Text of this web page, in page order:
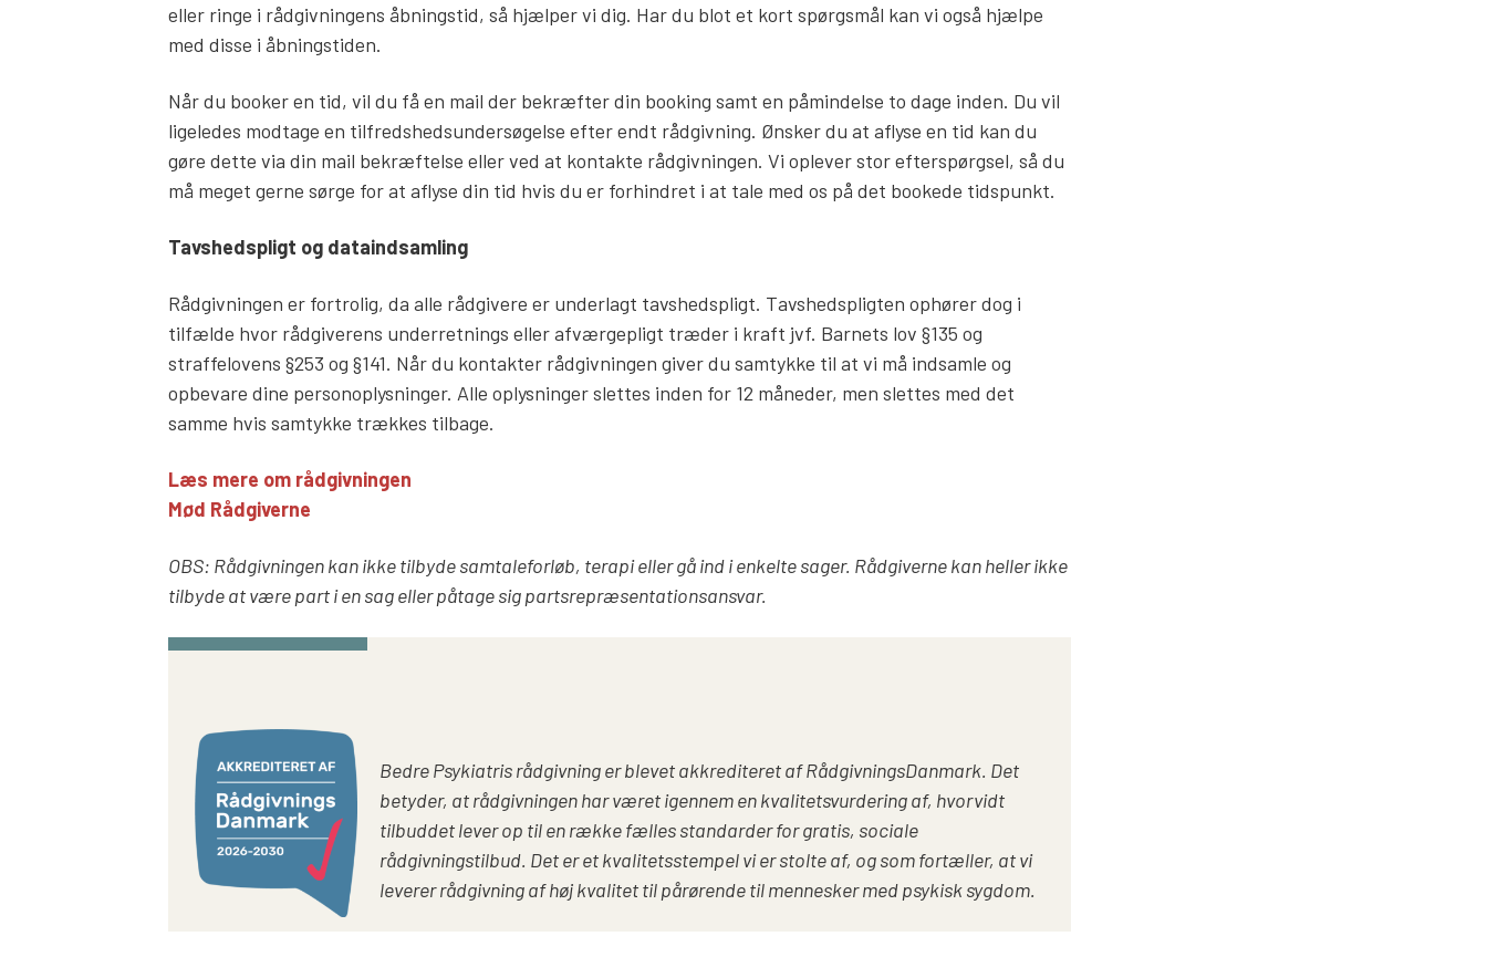
eller ringe i rådgivningens åbningstid, så hjælper vi dig. Har du blot et kort spørgsmål kan vi også hjælpe
med disse i åbningstiden.
Når du booker en tid, vil du få en mail der bekræfter din booking samt en påmindelse to dage inden. Du vil
ligeledes modtage en tilfredshedsundersøgelse efter endt rådgivning. Ønsker du at aflyse en tid kan du
gøre dette via din mail bekræftelse eller ved at kontakte rådgivningen. Vi oplever stor efterspørgsel, så du
må meget gerne sørge for at aflyse din tid hvis du er forhindret i at tale med os på det bookede tidspunkt.
Tavshedspligt og dataindsamling
Rådgivningen er fortrolig, da alle rådgivere er underlagt tavshedspligt. Tavshedspligten ophører dog i
tilfælde hvor rådgiverens underretnings eller afværgepligt træder i kraft jvf. Barnets lov §135 og
straffelovens §253 og §141. Når du kontakter rådgivningen giver du samtykke til at vi må indsamle og
opbevare dine personoplysninger. Alle oplysninger slettes inden for 12 måneder, men slettes med det
samme hvis samtykke trækkes tilbage.
Læs mere om rådgivningen
Mød Rådgiverne
OBS: Rådgivningen kan ikke tilbyde samtaleforløb, terapi eller gå ind i enkelte sager. Rådgiverne kan heller ikke
tilbyde at være part i en sag eller påtage sig partsrepræsentationsansvar.
Bedre Psykiatris rådgivning er blevet akkrediteret af RådgivningsDanmark. Det
betyder, at rådgivningen har været igennem en kvalitetsvurdering af, hvorvidt
tilbuddet lever op til en række fælles standarder for gratis, sociale
rådgivningstilbud. Det er et kvalitetsstempel vi er stolte af, og som fortæller, at vi
leverer rådgivning af højkvalitet til pårørende til mennesker med psykisk sygdom.